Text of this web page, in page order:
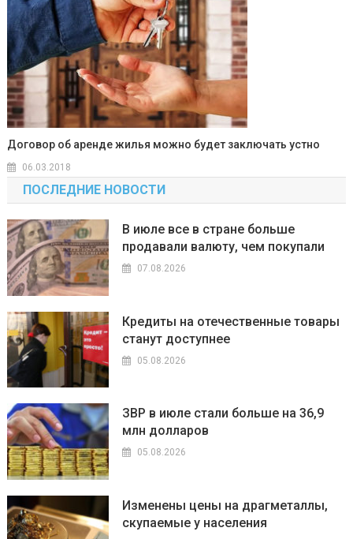
Договор об аренде жилья можно будет заключать устно
06.03.2018
ПОСЛЕДНИЕ НОВОСТИ
В июле все в стране больше
продавали валюту, чем покупали
07.08.2026
Кредиты на отечественные товары
станут доступнее
05.08.2026
ЗВР в июле стали больше на 36,9
млн долларов
05.08.2026
Изменены цены на драгметаллы,
скупаемые у населения